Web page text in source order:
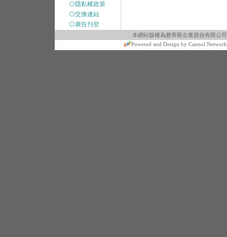
◎隱私權政策
◎交換連結
◎廣告刊登
本網站版權為雅蒂斯企業股份有限公
Powered and Design by Cannol